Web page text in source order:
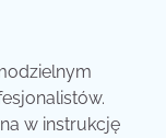
w instrukcję